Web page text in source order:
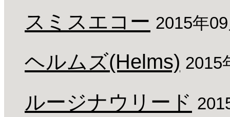
スミスエコー 2015年
ヘルムズ(Helms) 2015
ルージナウリード